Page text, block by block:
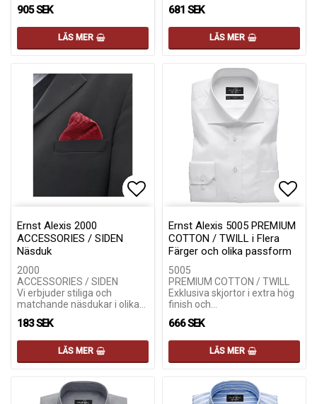
905 SEK
LÄS MER
681 SEK
LÄS MER
Ernst Alexis 2000
ACCESSORIES / SIDEN
Näsduk
2000
ACCESSORIES / SIDEN
Vi erbjuder stiliga och
matchande näsdukar i olika…
183 SEK
LÄS MER
Ernst Alexis 5005 PREMIUM
COTTON / TWILL i Flera
Färger och olika passform
5005
PREMIUM COTTON / TWILL
Exklusiva skjortor i extra hög
finish och…
666 SEK
LÄS MER